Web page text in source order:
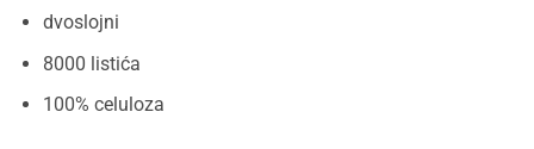
dvoslojni
8000 listića
100% celuloza